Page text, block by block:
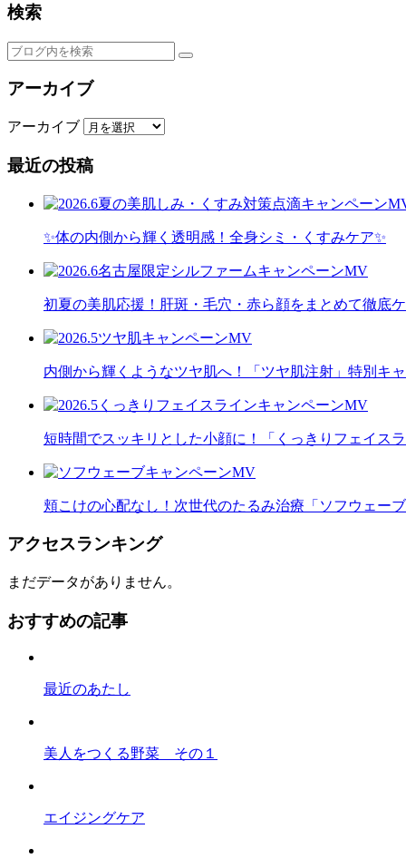
検索
アーカイブ
アーカイブ
最近の投稿
✨体の内側から輝く透明感！全身シミ・くすみケア✨
初夏の美肌応援！肝斑・毛穴・赤ら顔をまとめて徹底ケ
内側から輝くようなツヤ肌へ！「ツヤ肌注射」特別キ
短時間でスッキリとした小顔に！「くっきりフェイス
頬こけの心配なし！次世代のたるみ治療「ソフウェーブ
アクセスランキング
まだデータがありません。
おすすめの記事
最近のあたし
美人をつくる野菜 その１
エイジングケア